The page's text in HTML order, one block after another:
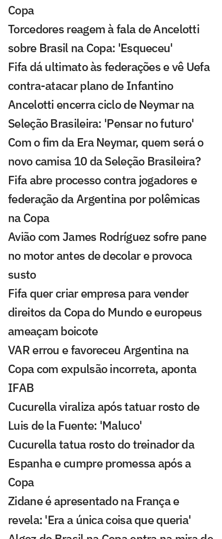
Copa
Torcedores reagem à fala de Ancelotti
sobre Brasil na Copa: 'Esqueceu'
Fifa dá ultimato às federações e vê Uefa
contra-atacar plano de Infantino
Ancelotti encerra ciclo de Neymar na
Seleção Brasileira: 'Pensar no futuro'
Com o fim da Era Neymar, quem será o
novo camisa 10 da Seleção Brasileira?
Fifa abre processo contra jogadores e
federação da Argentina por polêmicas
na Copa
Avião com James Rodríguez sofre pane
no motor antes de decolar e provoca
susto
Fifa quer criar empresa para vender
direitos da Copa do Mundo e europeus
ameaçam boicote
VAR errou e favoreceu Argentina na
Copa com expulsão incorreta, aponta
IFAB
Cucurella viraliza após tatuar rosto de
Luis de la Fuente: 'Maluco'
Cucurella tatua rosto do treinador da
Espanha e cumpre promessa após a
Copa
Zidane é apresentado na França e
revela: 'Era a única coisa que queria'